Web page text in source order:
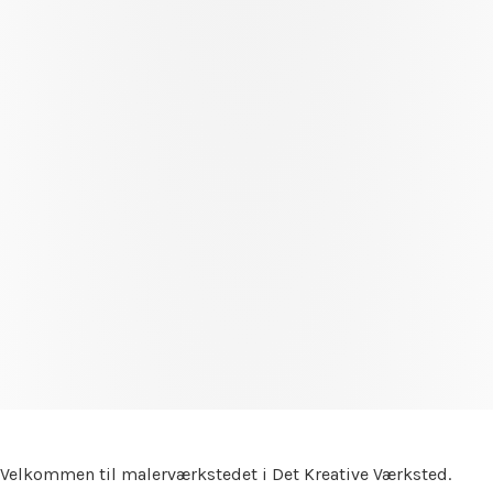
Velkommen til malerværkstedet i Det Kreative Værksted.